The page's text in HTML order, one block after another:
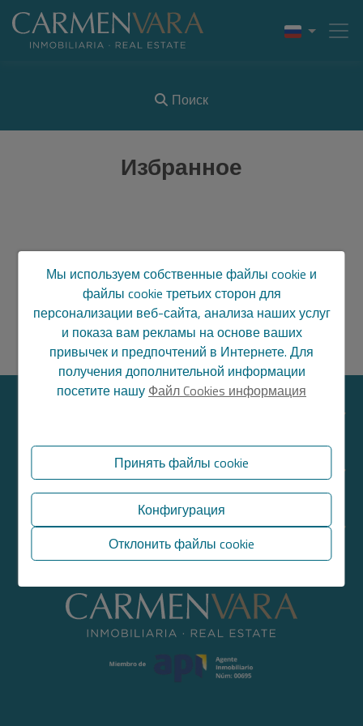
Поиск
Избранное
Извините, результаты не
найдены
РАЗДЕЛЫ
ПРЯМЫЕ ССЫЛКИ
Мы используем собственные файлы cookie и
файлы cookie третьих сторон для
персонализации веб-сайта, анализа наших услуг
и показа вам рекламы на основе ваших
привычек и предпочтений в Интернете. Для
получения дополнительной информации
посетите нашу Файл Cookies информация
Принять файлы cookie
Конфигурация
Отклонить файлы cookie